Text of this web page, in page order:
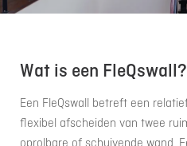
Wat is een FleQswall?
Een FleQswall betreft een
flexibel afscheiden van twee